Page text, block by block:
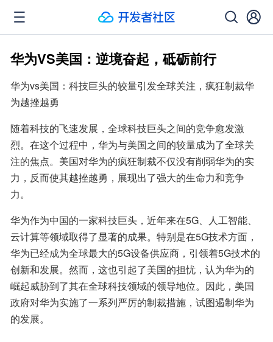
华为VS美国：逆境奋起，砥砺前行
华为vs美国：科技巨头的较量引发全球关注，疯狂制裁华
为越挫越勇
随着科技的飞速发展，全球科技巨头之间的竞争愈发激
烈。在这个过程中，华为与美国之间的较量成为了全球关
注的焦点。美国对华为的疯狂制裁不仅没有削弱华为的实
力，反而使其越挫越勇，展现出了强大的生命力和竞争
力。
华为作为中国的一家科技巨头，近年来在5G、人工智能、
云计算等领域取得了显著的成果。特别是在5G技术方面，
华为已经成为全球最大的5G设备供应商，引领着5G技术的
创新和发展。然而，这也引起了美国的担忧，认为华为的
崛起威胁到了其在全球科技领域的领导地位。因此，美国
政府对华为实施了一系列严厉的制裁措施，试图遏制华为
的发展。